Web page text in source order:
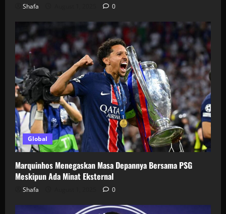
Shafa 0
Global
Marquinhos Menegaskan Masa Depannya Bersama PSG
Meskipun Ada Minat Eksternal
Shafa 0